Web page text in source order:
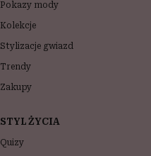
Pokazy mody
Kolekcje
Stylizacje gwiazd
Trendy
Zakupy
STYL ŻYCIA
Quizy